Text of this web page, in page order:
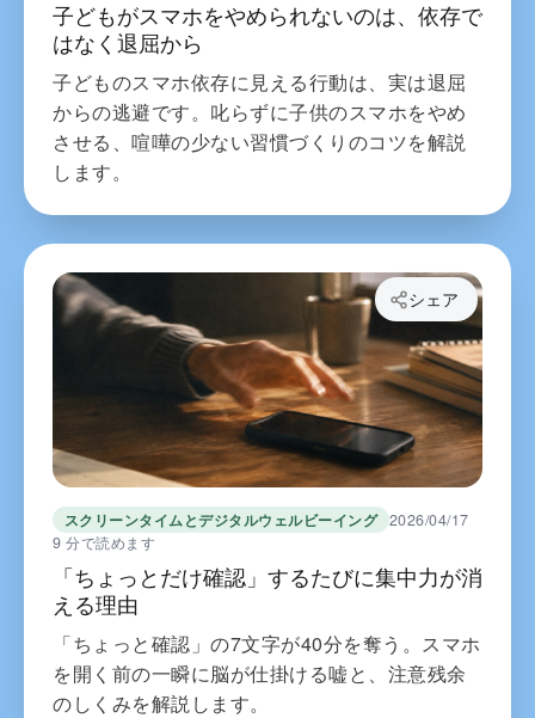
子どもがスマホをやめられないのは、依存で
はなく退屈から
子どものスマホ依存に見える行動は、実は退屈
からの逃避です。叱らずに子供のスマホをやめ
させる、喧嘩の少ない習慣づくりのコツを解説
します。
スクリーンタイムとデジタルウェルビーイング 2026/04/17
9 分で読めます
「ちょっとだけ確認」するたびに集中力が消
える理由
「ちょっと確認」の7文字が40分を奪う。スマホ
を開く前の一瞬に脳が仕掛ける嘘と、注意残余
のしくみを解説します。
シェア